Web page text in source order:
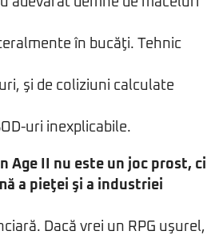
în bucăţi. Tehnic
şi de coliziuni calculate
uri inexplicabile.
Age II nu este un joc prost, ci
a pieţei şi a industriei
Dacă vrei un RPG uşurel,